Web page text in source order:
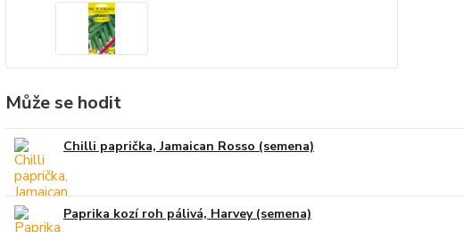
Může se hodit
Chilli paprička, Jamaican Rosso (semena)
Paprika kozí roh pálivá, Harvey (semena)